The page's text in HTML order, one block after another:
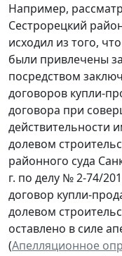
Например,
Сестрорецкий
исходил из того,
были привлечены
посредством
договоров купли-
договора при
действительности
долевом
районного суда
г. по делу № 2-74/
договор купли-
долевом
оставлено в силе
(Апелляционное